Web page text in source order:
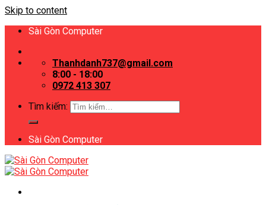
Skip to content
Sài Gòn Computer
Thanhdanh737@gmail.com
8:00 - 18:00
0972 413 307
Tìm kiếm:
Sài Gòn Computer